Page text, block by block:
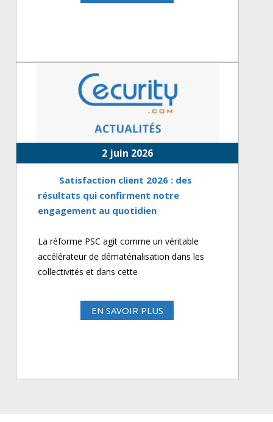
2 juin 2026
Satisfaction client 2026 : des
résultats qui confirment notre
engagement au quotidien
La réforme PSC agit comme un véritable
accélérateur de dématérialisation dans les
collectivités et dans cette
EN SAVOIR PLUS